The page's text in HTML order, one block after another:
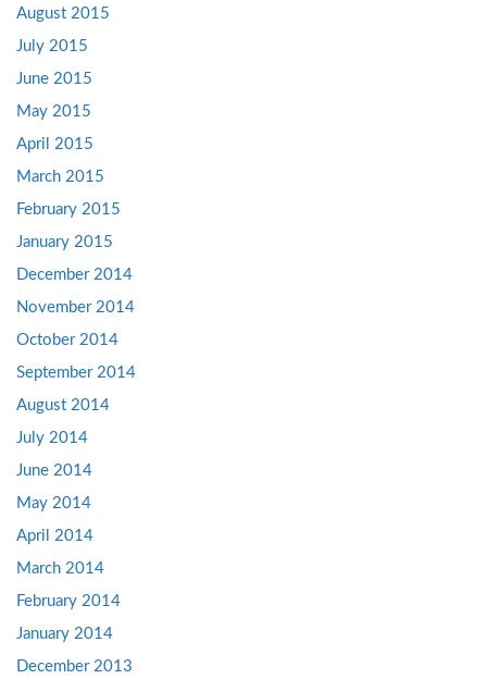
August 2015
July 2015
June 2015
May 2015
April 2015
March 2015
February 2015
January 2015
December 2014
November 2014
October 2014
September 2014
August 2014
July 2014
June 2014
May 2014
April 2014
March 2014
February 2014
January 2014
December 2013